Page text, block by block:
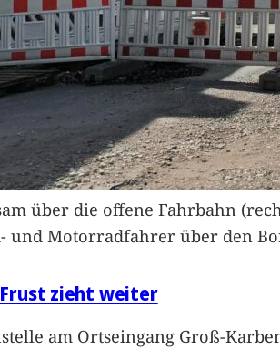
über die offene Fahrbahn
und Motorradfahrer über den
zieht weiter
am Ortseingang Groß-